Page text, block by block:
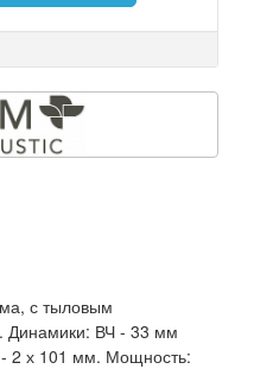
с тыловым
Динамики: ВЧ - 33 мм
2 х 101 мм. Мощность: